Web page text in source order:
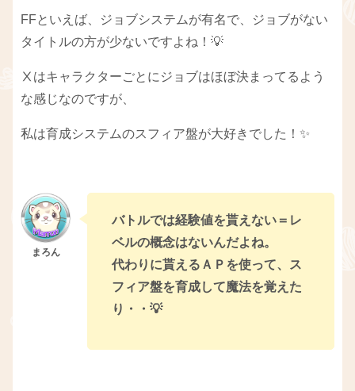
FFといえば、ジョブシステムが有名で、ジョブがない
タイトルの方が少ないですよね！💡
Ⅹはキャラクターごとにジョブはほぼ決まってるよう
な感じなのですが、
私は育成システムのスフィア盤が大好きでした！✨
バトルでは経験値を貰えない＝レ
ベルの概念はないんだよね。
代わりに貰えるＡＰを使って、ス
フィア盤を育成して魔法を覚えた
り・・💡